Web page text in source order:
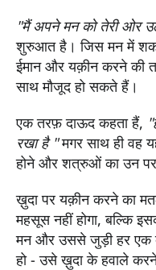
"मैं अपने मन को तेरी ओर
शुरुआत है। जिस मन में शक
ईमान और यक़ीन करने की
साथ मौजूद हो सकते हैं।
एक तरफ़ दाऊद कहता हैं,
रखा है "मगर साथ ही वह
होने और शत्रुओं का उन
ख़ुदा पर यक़ीन करने का
महसूस नहीं होगा, बल्कि
मन और उससे जुड़ी हर एक
हो - उसे ख़ुदा के हवाले